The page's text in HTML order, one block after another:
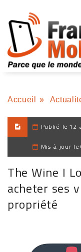
Accueil »
Publié le 12
Mis à jour le
The Wine I
acheter ses
propriété